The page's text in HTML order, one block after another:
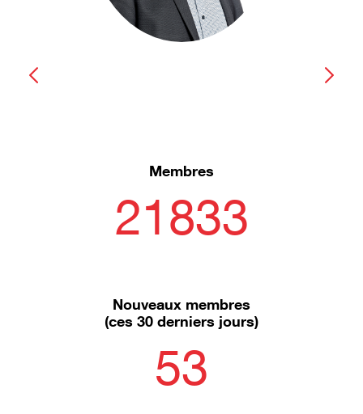
Membres
21833
Nouveaux membres
(ces 30 derniers jours)
53